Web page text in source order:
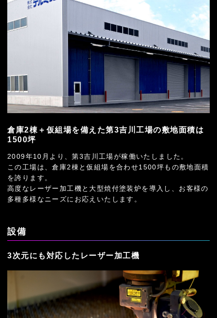
倉庫2棟＋仮組場を備えた第3吉川工場の敷地面積は
1500坪
2009年10月より、第3吉川工場が稼働いたしました。
この工場は、倉庫2棟と仮組場を合わせ1500坪もの敷地面積
を誇ります。
高度なレーザー加工機と大型焼付塗装炉を導入し、お客様の
多種多様なニーズにお応えいたします。
設備
3次元にも対応したレーザー加工機